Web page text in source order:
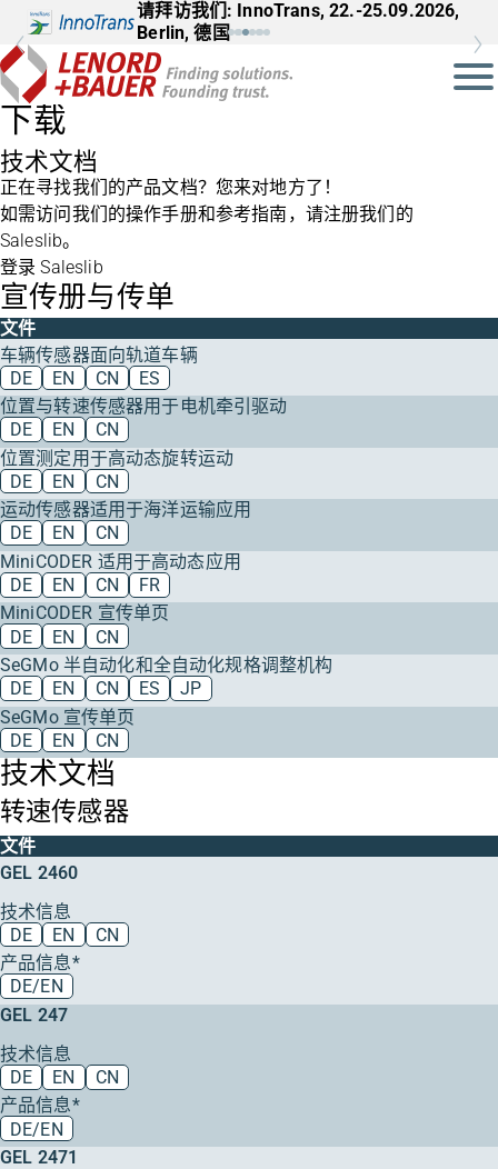
请拜访我们: InnoTrans, 22.-25.09.2026,
Berlin, 德国
下载
技术文档
正在寻找我们的产品文档？您来对地方了！
如需访问我们的操作手册和参考指南，请注册我们的
Saleslib。
登录 Saleslib
宣传册与传单
文件
车辆传感器面向轨道车辆
DE
EN CN
ES
位置与转速传感器用于电机牵引驱动
DE
EN
CN
位置测定用于高动态旋转运动
DE
EN
CN
运动传感器适用于海洋运输应用
DE
EN
CN
MiniCODER 适用于高动态应用
DE
EN CN
FR
MiniCODER 宣传单页
DE
EN
CN
SeGMo 半自动化和全自动化规格调整机构
DE
EN CN ES
JP
SeGMo 宣传单页
DE
EN CN
技术文档
转速传感器
文件
GEL 2460
技术信息
DE
EN
CN
产品信息*
DE/EN
GEL 247
技术信息
DE
EN
CN
产品信息*
DE/EN
GEL 2471